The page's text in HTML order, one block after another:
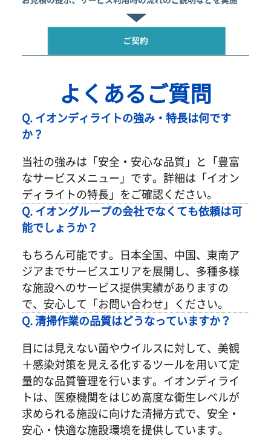
よくあるご質問
Q. イオンディライトの強み・特長は何です
か？
当社の強みは「安全・安心な品質」と「豊富
なサービスメニュー」です。詳細は「イオン
ディライトの特長」をご確認ください。
Q. イオングループの会社でなくても依頼は可
能でしょうか？
もちろん可能です。日本全国、中国、東南ア
ジアまでサービスエリアを展開し、多種多様
な施設へのサービス提供実績がありますの
で、安心して「お問い合わせ」ください。
Q. 清掃作業の品質はどうなっていますか？
目には見えない菌やウイルスに対して、美観
＋感染対策を見える化するツールを用いて定
量的な品質管理を行います。イオンディライ
トは、医療機関をはじめ高度な衛生レベルが
求められる施設に向けた清掃方式で、安全・
安心・快適な施設環境を提供しています。